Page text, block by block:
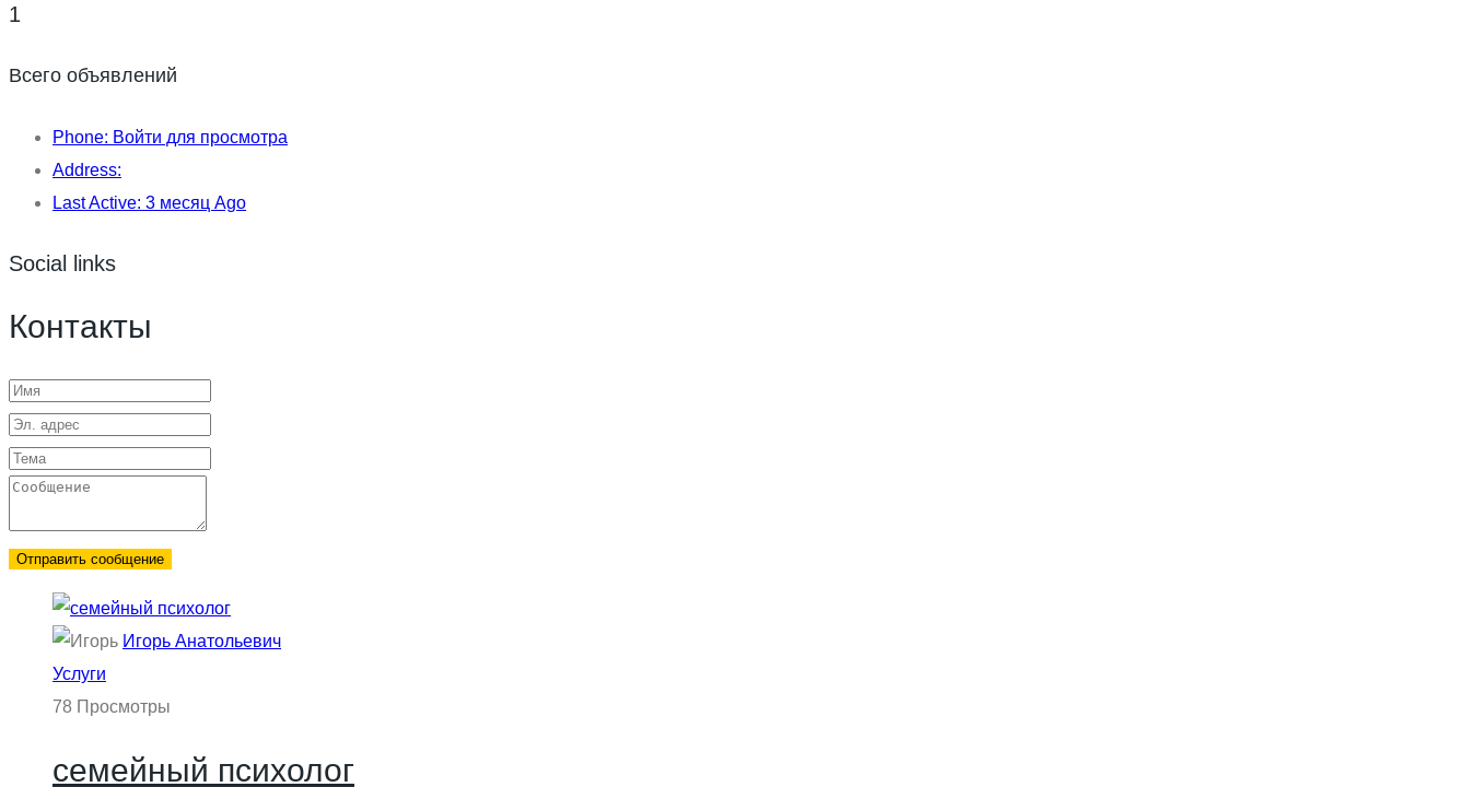
1
Всего объявлений
Phone: Войти для просмотра
Address:
Last Active: 3 месяц Ago
Social links
Контакты
Отправить сообщение
Игорь Анатольевич
Услуги
78 Просмотры
семейный психолог